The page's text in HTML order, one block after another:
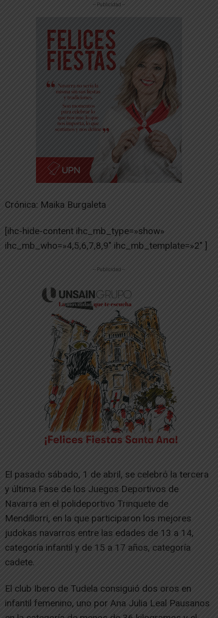
-- Publicidad --
Crónica: Maika Burgaleta
[ihc-hide-content ihc_mb_type=»show»
ihc_mb_who=»4,5,6,7,8,9″ ihc_mb_template=»2″ ]
-- Publicidad --
El pasado sábado, 1 de abril, se celebró la tercera
y última Fase de los Juegos Deportivos de
Navarra en el polideportivo Trinquete de
Mendillorri, en la que participaron los mejores
judokas navarros entre las edades de 13 a 14,
categoría infantil y de 15 a 17 años, categoría
cadete.
El club Ibero de Tudela consiguió dos oros en
infantil femenino, uno por Ana Julia Leal Pausanos